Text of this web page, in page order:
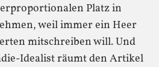
Platz in
weil immer ein Heer
mitschreiben will. Und
Idealist räumt den Artikel